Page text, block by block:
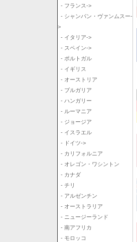
- フランス->
- シャンパン・ヴァンムスー-
>
- イタリア->
- スペイン->
- ポルトガル
- イギリス
- オーストリア
- ブルガリア
- ハンガリー
- ルーマニア
- ジョージア
- イスラエル
- ドイツ->
- カリフォルニア
- オレゴン・ワシントン
- カナダ
- チリ
- アルゼンチン
- オーストラリア
- ニュージーランド
- 南アフリカ
- モロッコ